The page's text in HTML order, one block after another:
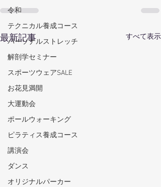
令和
テクニカル養成コース
パーソナルストレッチ
解剖学セミナー
スポーツウェアSALE
お花見満開
大運動会
ポールウォーキング
ピラティス養成コース
講演会
ダンス
オリジナルパーカー
最新記事 すべて表示